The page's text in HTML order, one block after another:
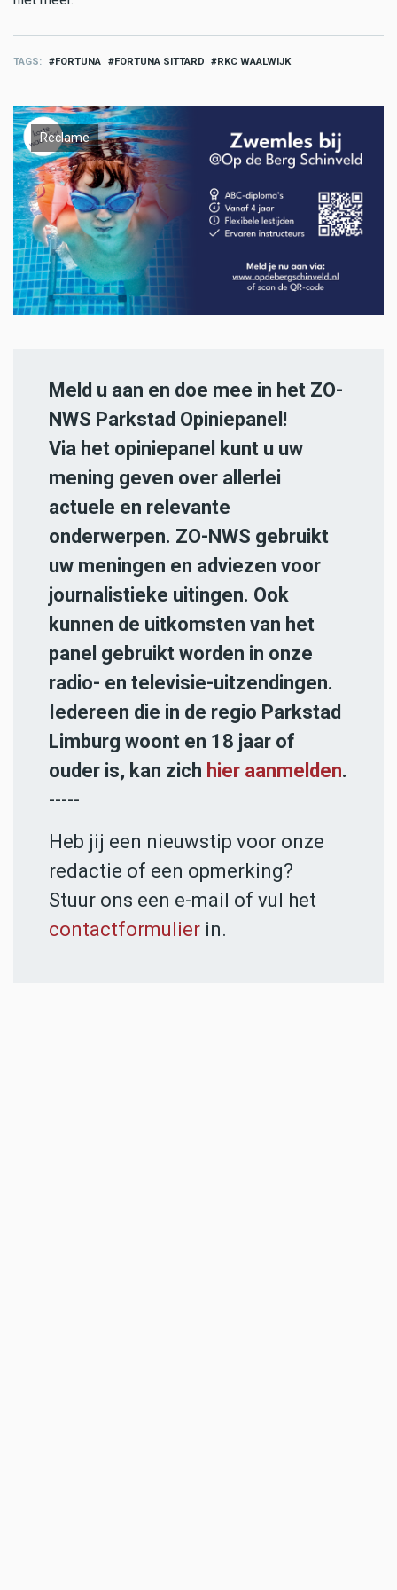
TAGS FORTUNA FORTUNA SITTARD RKC WAALWIJK
Reclame
Meld u aan en doe mee in het ZO-
NWS Parkstad Opiniepanel!
Via het opiniepanel kunt u uw
mening geven over allerlei
actuele en relevante
onderwerpen. ZO-NWS gebruikt
uw meningen en adviezen voor
journalistieke uitingen. Ook
kunnen de uitkomsten van het
panel gebruikt worden in onze
radio- en televisie-uitzendingen.
Iedereen die in de regio Parkstad
Limburg woont en 18 jaar of
ouder is, kan zich hier aanmelden.
-----
Heb jij een nieuwstip voor onze
redactie of een opmerking?
Stuur ons een e-mail of vul het
contactformulier in.